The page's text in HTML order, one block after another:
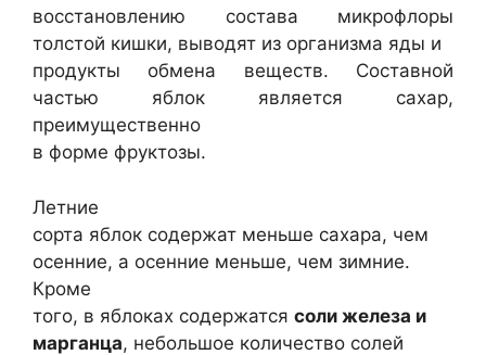
восстановлению состава микрофлоры
толстой кишки, выводят из организма яды и
продукты обмена веществ. Составной
частью яблок является сахар,
преимущественно
в форме фруктозы.
Летние
сорта яблок содержат меньше сахара, чем
осенние, а осенние меньше, чем зимние.
Кроме
того, в яблоках содержатся соли железа и
марганца, небольшое количество солей